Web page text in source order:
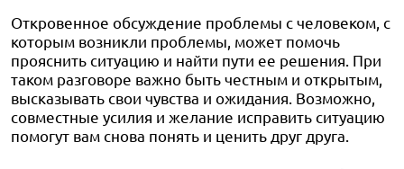
Откровенное обсуждение проблемы с человеком, с
которым возникли проблемы, может помочь
прояснить ситуацию и найти пути ее решения. При
таком разговоре важно быть честным и открытым,
высказывать свои чувства и ожидания. Возможно,
совместные усилия и желание исправить ситуацию
помогут вам снова понять и ценить друг друга.